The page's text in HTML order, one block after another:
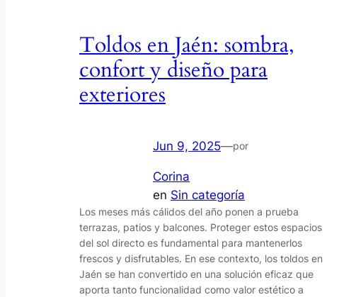
Toldos en Jaén: sombra,
confort y diseño para
exteriores
Jun 9, 2025—por
Corina
en Sin categoría
Los meses más cálidos del año ponen a prueba
terrazas, patios y balcones. Proteger estos espacios
del sol directo es fundamental para mantenerlos
frescos y disfrutables. En ese contexto, los toldos en
Jaén se han convertido en una solución eficaz que
aporta tanto funcionalidad como valor estético a